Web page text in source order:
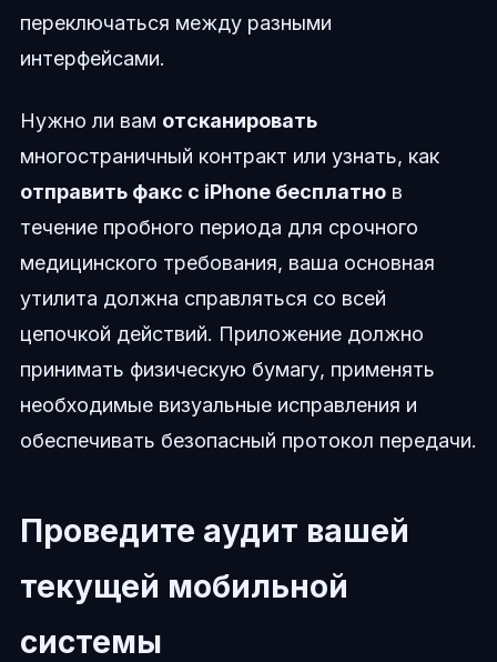
переключаться между разными
интерфейсами.
Нужно ли вам отсканировать
многостраничный контракт или узнать, как
отправить факс с iPhone бесплатнов
течение пробного периода для срочного
медицинского требования, ваша основная
утилита должна справляться со всей
цепочкой действий. Приложение должно
принимать физическую бумагу, применять
необходимые визуальные исправления и
обеспечивать безопасный протокол передачи.
Проведите аудит вашей
текущей мобильной
системы